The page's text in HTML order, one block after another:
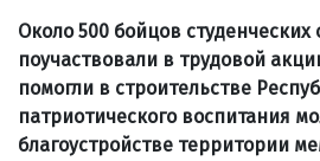
Около 500 бойцов студенческих
поучаствовали в трудовой
помогли в строительстве
патриотического воспитания
благоустройстве территории